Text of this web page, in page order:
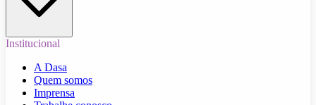
Institucional
A Dasa
Quem somos
Imprensa